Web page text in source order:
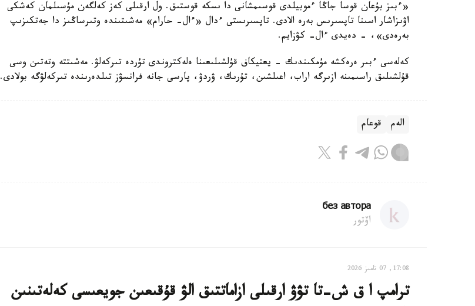
«ءبىز بۇعان قوسا جاڭا ءموبيلدى قوسىمشانى دا ىسكە قوستىق. ول ارقىلى كەز كەلگەن مۇسىلمان كەشكى
اۋىزاشار اسىنا تاپسىرىس بەرە الادى. تاپسىرىستى ءدال «ءال- حارام» مەشىتىندە وتىرساڭىز دا جەتكىزىپ
بەرەدى»، - دەيدى ءال- كۋزايم.
كەلەسى ءبىر ەرەكشە مۇمكىندىك - يعتيكاف قۇلشىلىعىنا ەلەكتروندى تۇردە تىركەلۋ. مەشىتتە وتەتىن وسى
قۇلشىلىق راسىمىنە ازىرگە اراب، اعىلشىن، تۇرىك، ۋردۋ، پارسى جانە فرانسۋز تىلدەرىندە تىركەلۋگە بولادى.
الەم قوعام
без автора
اۆتور
17:08, 07 تامىز 2026
ترامپ ا ق ش-تا تۋۋ ارقىلى ازاماتتىق الۋ قۇقىعىن جويعىسى كەلەتىنىن